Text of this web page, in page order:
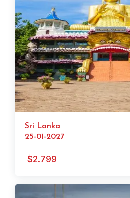
Sri Lanka
25-01-2027
$2.799